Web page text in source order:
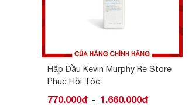
Hấp Dầu Kevin Murphy Re Store
Phục Hồi Tóc
770.000đ - 1.660.000đ